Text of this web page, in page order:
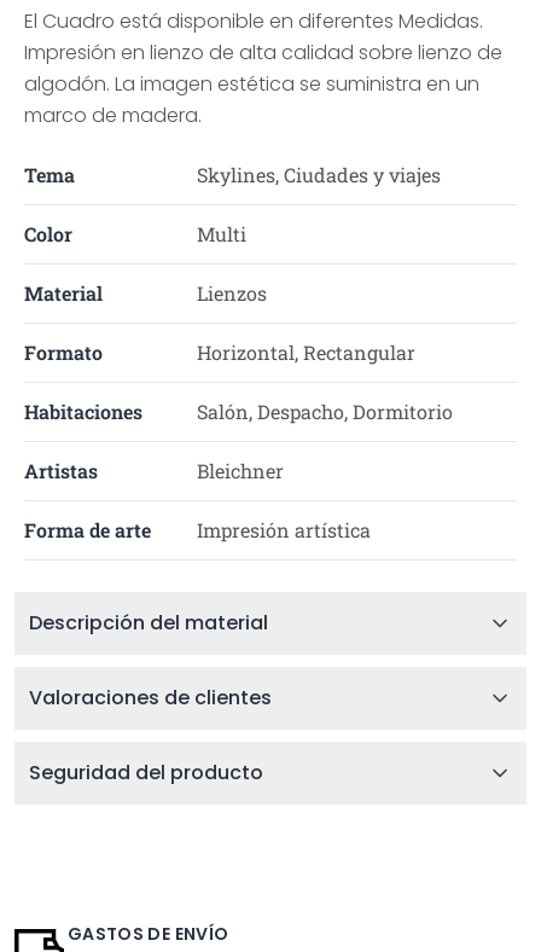
El Cuadro está disponible en diferentes Medidas.
Impresión en lienzo de alta calidad sobre lienzo de
algodón. La imagen estética se suministra en un
marco de madera.
Tema Skylines, Ciudades y viajes
Color Multi
Material Lienzos
Formato Horizontal, Rectangular
Habitaciones Salón, Despacho, Dormitorio
Artistas Bleichner
Forma de arte Impresión artística
Descripción del material
Valoraciones de clientes
Seguridad del producto
GASTOS DE ENVÍO